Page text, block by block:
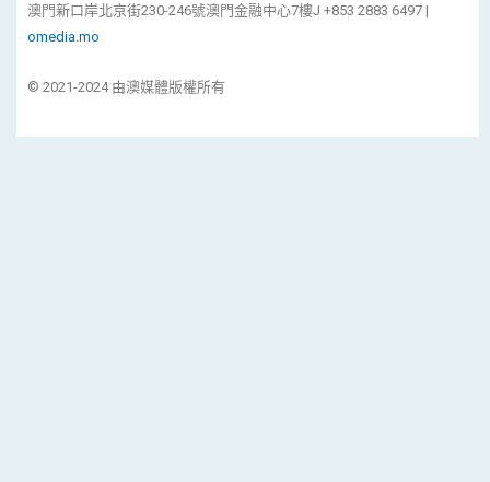
澳門新口岸北京街230-246號澳門金融中心7樓J +853 2883 6497 |
omedia.mo
© 2021-2024 由澳媒體版權所有